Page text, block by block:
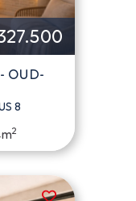
OUD-
8
2